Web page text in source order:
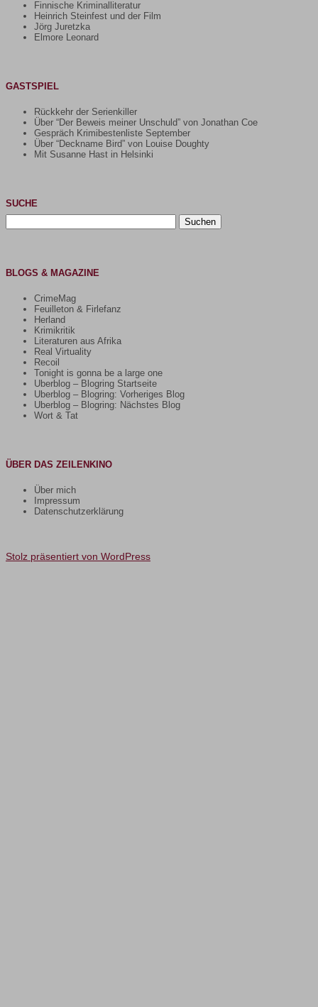
Finnische Kriminalliteratur
Heinrich Steinfest und der Film
Jörg Juretzka
Elmore Leonard
GASTSPIEL
Rückkehr der Serienkiller
Über “Der Beweis meiner Unschuld” von Jonathan Coe
Gespräch Krimibestenliste September
Über “Deckname Bird” von Louise Doughty
Mit Susanne Hast in Helsinki
SUCHE
nach:
BLOGS & MAGAZINE
CrimeMag
Feuilleton & Firlefanz
Herland
Krimikritik
Literaturen aus Afrika
Real Virtuality
Recoil
Tonight is gonna be a large one
Uberblog – Blogring Startseite
Uberblog – Blogring: Vorheriges Blog
Uberblog – Blogring: Nächstes Blog
Wort & Tat
ÜBER DAS ZEILENKINO
Über mich
Impressum
Datenschutzerklärung
Stolz präsentiert von WordPress